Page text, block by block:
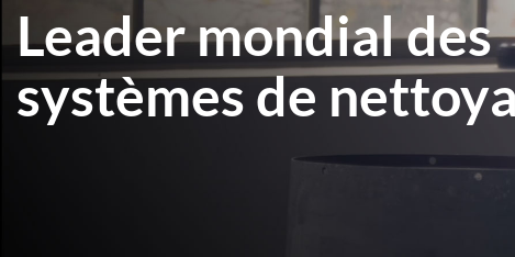
Leader mondial des
systèmes de